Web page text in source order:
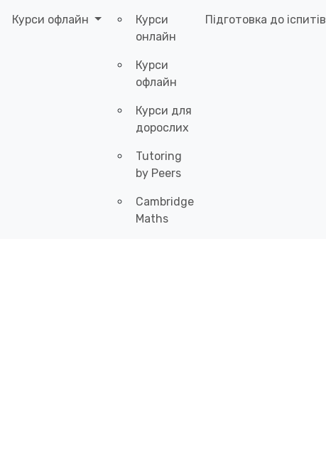
Курси офлайн
Курси
онлайн
Курси
офлайн
Курси для
дорослих
Tutoring
by Peers
Cambridge
Maths
Підготовка до іспитів